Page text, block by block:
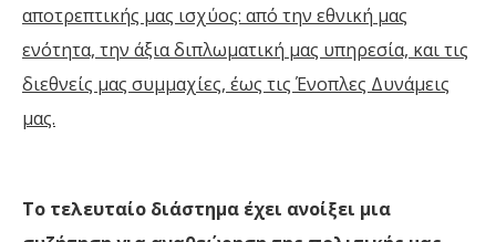
αποτρεπτικής μας ισχύος: από την εθνική μας
ενότητα, την άξια διπλωματική μας υπηρεσία, και τις
διεθνείς μας συμμαχίες, έως τις Ένοπλες Δυνάμεις
μας.
Το τελευταίο διάστημα έχει ανοίξει μια